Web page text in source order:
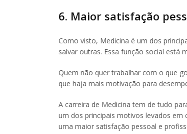
6. Maior satisfação
Como visto, Medicina é um dos
salvar outras. Essa função social está
Quem não quer trabalhar com o que
que haja mais motivação para
A carreira de Medicina tem de tudo
um dos principais motivos levados em
uma maior satisfação pessoal e